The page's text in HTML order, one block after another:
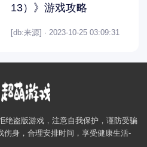
13）》游戏攻略
[db:来源] · 2023-10-25 03:09:31
绝盗版游戏，注意自我保护，谨防受骗
伤身，合理安排时间，享受健康生活-